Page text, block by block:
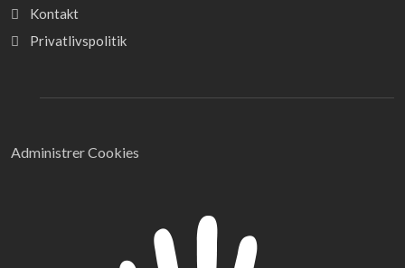
Kontakt
Privatlivspolitik
Administrer Cookies